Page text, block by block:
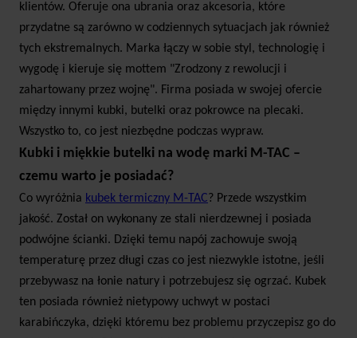
klientów. Oferuje ona ubrania oraz akcesoria, które
przydatne są zarówno w codziennych sytuacjach jak również
tych ekstremalnych. Marka łączy w sobie styl, technologię i
wygodę i kieruje się mottem "Zrodzony z rewolucji i
zahartowany przez wojnę". Firma posiada w swojej ofercie
między innymi kubki, butelki oraz pokrowce na plecaki.
Wszystko to, co jest niezbędne podczas wypraw.
Kubki i miękkie butelki na wodę marki M-TAC –
czemu warto je posiadać?
Co wyróżnia kubek termiczny M-TAC? Przede wszystkim
jakość. Został on wykonany ze stali nierdzewnej i posiada
podwójne ścianki. Dzięki temu napój zachowuje swoją
temperaturę przez długi czas co jest niezwykle istotne, jeśli
przebywasz na łonie natury i potrzebujesz się ogrzać. Kubek
ten posiada również nietypowy uchwyt w postaci
karabińczyka, dzięki któremu bez problemu przyczepisz go do